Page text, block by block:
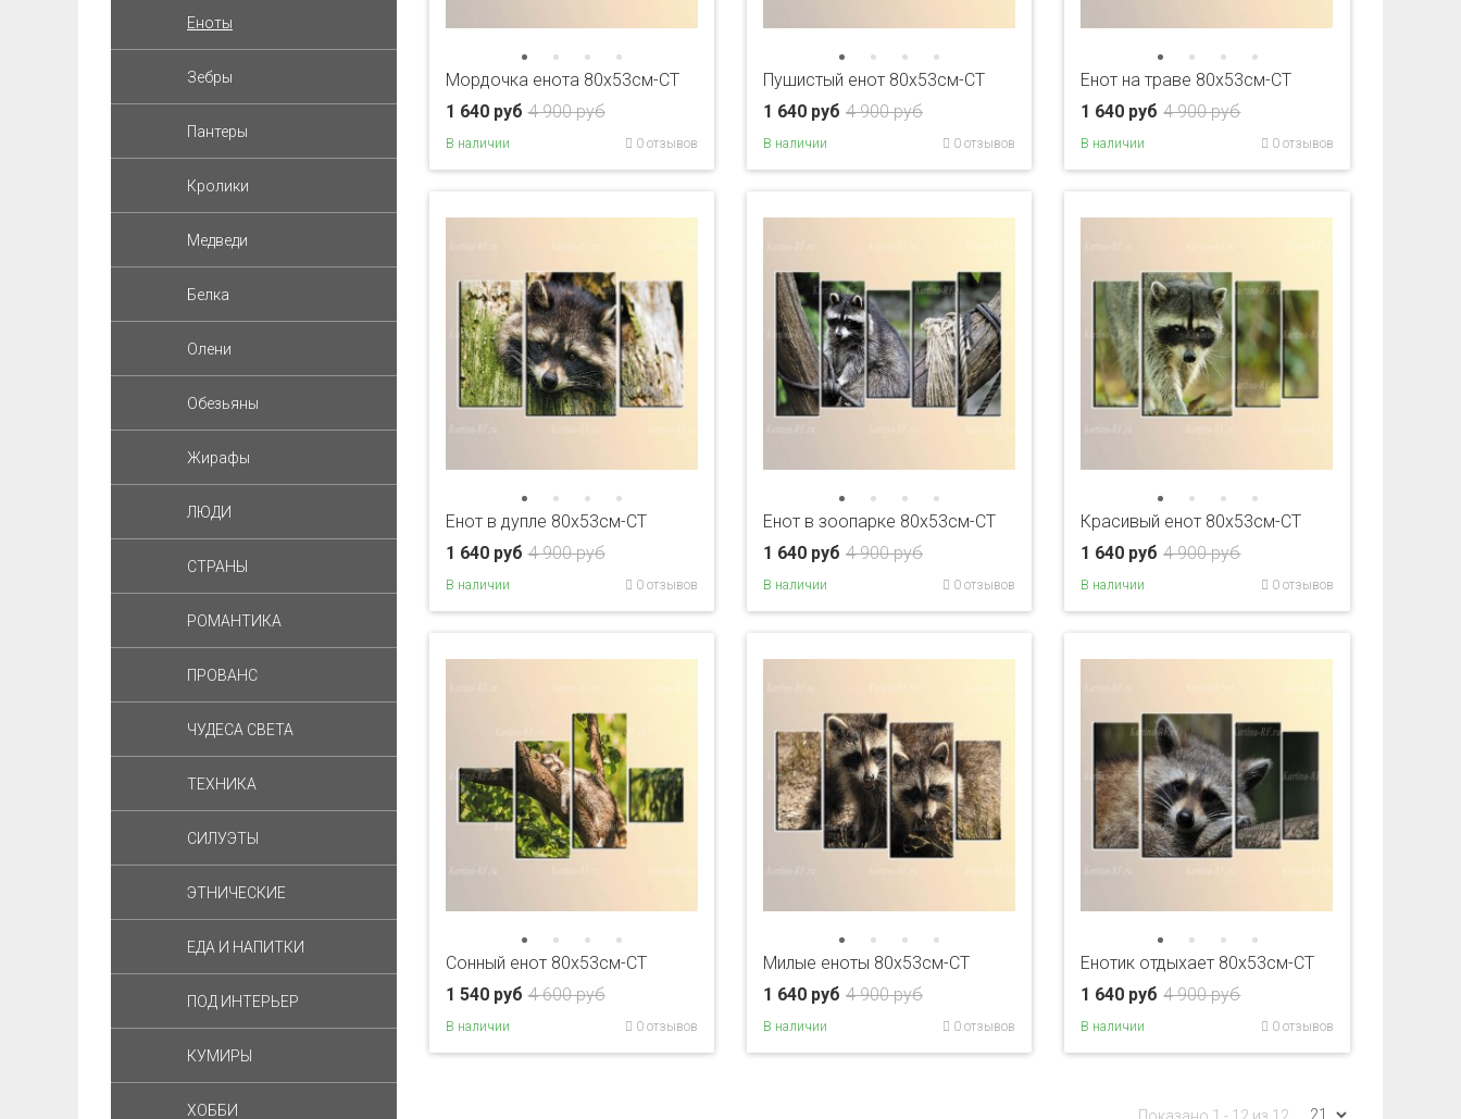
Мордочка енота 80x53см-CT
4 900 руб
1 640 руб
В наличии 0 отзывов
Пушистый енот 80x53см-CT
4 900 руб
1 640 руб
В наличии 0 отзывов
Енот на траве 80x53см-CT
4 900 руб
1 640 руб
В наличии 0 отзывов
Енот в дупле 80x53см-CT
4 900 руб
1 640 руб
В наличии 0 отзывов
Енот в зоопарке 80x53см-CT
4 900 руб
1 640 руб
В наличии 0 отзывов
Красивый енот 80x53см-CT
4 900 руб
1 640 руб
В наличии 0 отзывов
Сонный енот 80x53см-CT
4 600 руб
1 540 руб
В наличии 0 отзывов
Милые еноты 80x53см-CT
4 900 руб
1 640 руб
В наличии 0 отзывов
Енотик отдыхает 80x53см-CT
4 900 руб
1 640 руб
В наличии 0 отзывов
Еноты
Зебры
Пантеры
Кролики
Медведи
Белка
Олени
Обезьяны
Жирафы
ЛЮДИ
СТРАНЫ
РОМАНТИКА
ПРОВАНС
ЧУДЕСА СВЕТА
ТЕХНИКА
СИЛУЭТЫ
ЭТНИЧЕСКИЕ
ЕДА И НАПИТКИ
ПОД ИНТЕРЬЕР
КУМИРЫ
ХОББИ